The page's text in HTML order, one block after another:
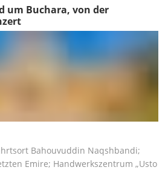
um Buchara, von der
Bahouvuddin Naqshbandi;
Emire; Handwerkszentrum „Usto